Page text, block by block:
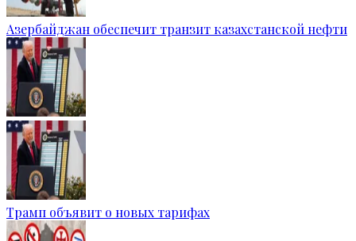
Азербайджан обеспечит транзит казахстанской нефти
Трамп объявит о новых тарифах